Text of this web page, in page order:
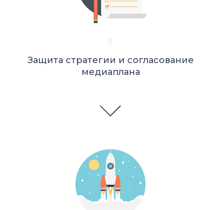
3
Защита стратегии и согласование
медиаплана